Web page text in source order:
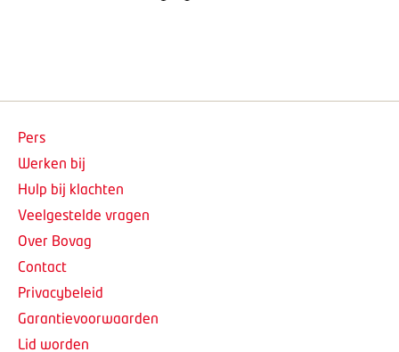
Pers
Werken bij
Hulp bij klachten
Veelgestelde vragen
Over Bovag
Contact
Privacybeleid
Garantievoorwaarden
Lid worden